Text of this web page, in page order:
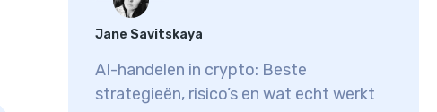
Jane Savitskaya
AI-handelen in crypto: Beste
strategieën, risico’s en wat echt werkt